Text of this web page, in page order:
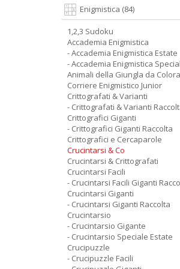
G
RANDI SUDOKU SPECIALE ESTATE N.4
Digitale
FACILI CRUCIVERBA
Cartacea
1.90 €
Enigmistica (84)
1,2,3 Sudoku
Accademia Enigmistica
- Accademia Enigmistica Estate
- Accademia Enigmistica
Animali della Giungla da
Corriere Enigmistico Junior
Crittografati & Varianti
- Crittografati & Varianti
Crittografici Giganti
- Crittografici Giganti Raccolta
Crittografici e Cercaparole
Crucintarsi & Co
Crucintarsi & Crittografati
Crucintarsi Facili
- Crucintarsi Facili Giganti
Crucintarsi Giganti
- Crucintarsi Giganti Raccolta
Crucintarsio
- Crucintarsio Gigante
- Crucintarsio Speciale Estate
Crucipuzzle
- Crucipuzzle Facili